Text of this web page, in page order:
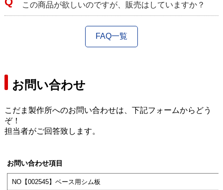
この商品が欲しいのですが、販売はしていますか？
FAQ一覧
お問い合わせ
こだま製作所へのお問い合わせは、下記フォームからどう
ぞ！
担当者がご回答致します。
お問い合わせ項目